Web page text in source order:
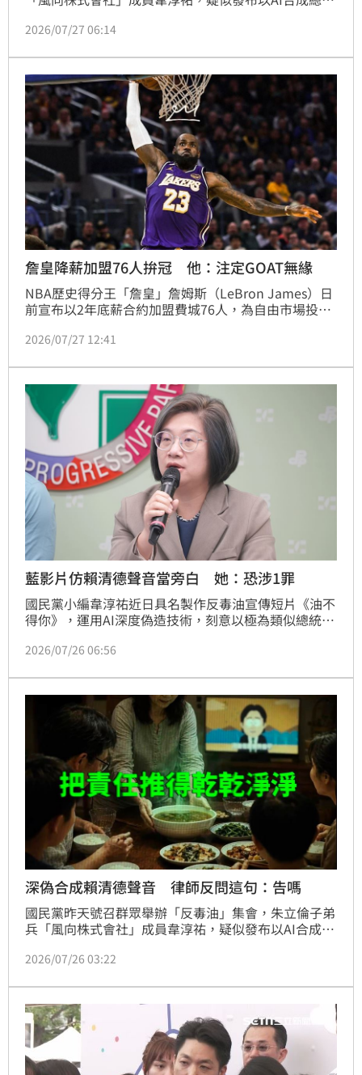
察局前往他家中查證，國民黨不滿稱是「查水表」。對
由不包括造假的權利，「百年大黨已經毫無下限，違法
還敢講話這麼大聲？」
2026/07/27 06:14
詹皇降薪加盟76人拚冠 他：注定GOAT無緣
NBA歷史得分王「詹皇」詹姆斯（LeBron James）日
前宣布以2年底薪合約加盟費城76人，為自由市場投下
者沈榮欽直言，詹皇轉隊抱大腿、試圖改變輿論等算計
來，LBJ注定與GOAT無緣、與偉大無關。
2026/07/27 12:41
藍影片仿賴清德聲音當旁白 她：恐涉1罪
國民黨小編韋淳祐近日具名製作反毒油宣傳短片《油不
得你》，運用AI深度偽造技術，刻意以極為類似總統賴
遭到刑事局調查。國民黨立委徐巧芯隨後稱，這個政府
黨立委陳培瑜本日就批徐巧芯刻意帶風向，合理化影片
製作者的犯罪行為。
2026/07/26 06:56
深偽合成賴清德聲音 律師反問這句：告嗎
國民黨昨天號召群眾舉辦「反毒油」集會，朱立倫子弟
兵「風向株式會社」成員韋淳祐，疑似發布以AI合成總
舉前往韋住家查案，反被桃園市議員凌濤痛批警方「查
聲音，不要這樣搞，誰會查你？守法很難嗎？
2026/07/26 03:22